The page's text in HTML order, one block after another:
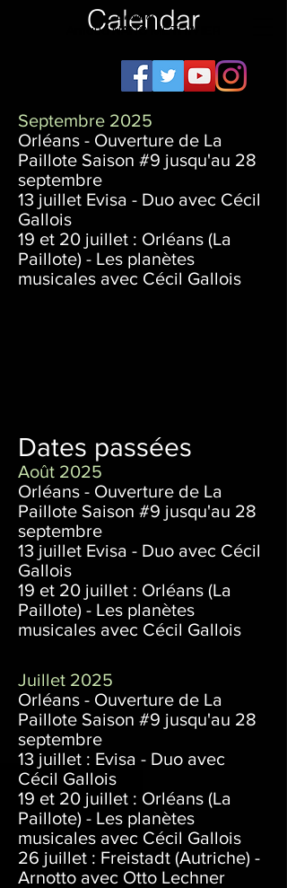
Arnaud NANO MÉTHIVIER
Le monde de
Calendar
Septembre 2025
Orléans - Ouverture de La
Paillote Saison #9 jusqu'au 28
septembre
13 juillet Evisa - Duo avec Cécil
Gallois
19 et 20 juillet : Orléans (La
Paillote) - Les planètes
musicales avec Cécil Gallois
Dates passées
Août 2025
Orléans - Ouverture de La
Paillote Saison #9 jusqu'au 28
septembre
13 juillet Evisa - Duo avec Cécil
Gallois
19 et 20 juillet : Orléans (La
Paillote) - Les planètes
musicales avec Cécil Gallois
Juillet 2025
Orléans - Ouverture de La
Paillote Saison #9 jusqu'au 28
septembre
13 juillet : Evisa - Duo avec
Cécil Gallois
19 et 20 juillet : Orléans (La
Paillote) - Les planètes
musicales avec Cécil Gallois
26 juillet : Freistadt (Autriche) -
Arnotto avec Otto Lechner